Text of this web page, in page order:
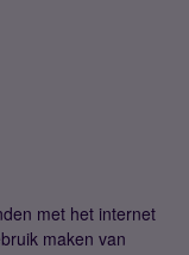
met het internet
maken van